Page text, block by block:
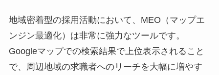
地域密着型の採用活動において、MEO（マップエ
ンジン最適化）は非常に強力なツールです。
Googleマップでの検索結果で上位表示されること
で、周辺地域の求職者へのリーチを大幅に増やす